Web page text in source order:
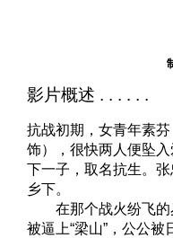
影片概述 . . . . . .
抗战初期，女青年素
饰），很快两人便坠
下一子，取名抗生。
乡下。
在那个战火纷飞的
被逼上“梁山”，公公